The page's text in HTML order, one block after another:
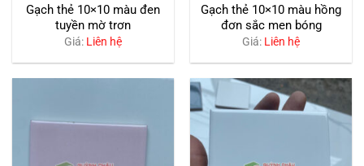
Gạch thẻ 10×10 màu đen
tuyền mờ trơn
Giá: Liên hệ
Gạch thẻ 10×10 màu hồng
đơn sắc men bóng
Giá: Liên hệ